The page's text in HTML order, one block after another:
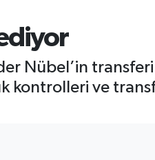
Nübel’in
kontrolleri ve